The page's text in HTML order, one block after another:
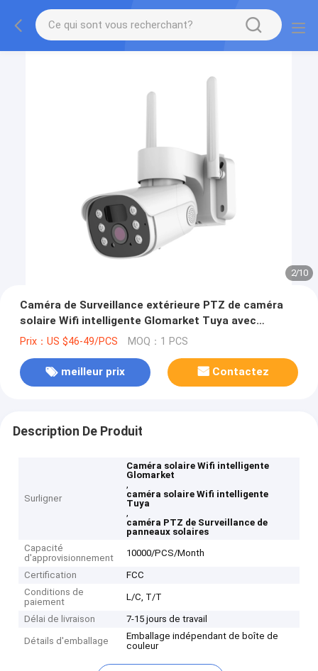
2/10
Caméra de Surveillance extérieure PTZ de caméra
solaire Wifi intelligente Glomarket Tuya avec
panneaux solaires
Prix：US $46-49/PCS MOQ：1 PCS
meilleur prix Contactez
Description De Produit
Surligner
Caméra solaire Wifi intelligente
Glomarket
,
caméra solaire Wifi intelligente
Tuya
,
caméra PTZ de Surveillance de
panneaux solaires
Capacité
d'approvisionnement
10000/PCS/Month
Certification
FCC
Conditions de
paiement
L/C, T/T
Délai de livraison 7-15 jours de travail
Détails d'emballage
Emballage indépendant de boîte de
couleur